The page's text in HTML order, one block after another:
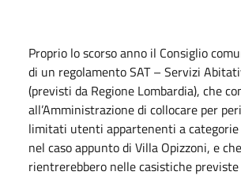
Proprio lo scorso anno il Consiglio
di un regolamento SAT – Servizi
(previsti da Regione Lombardia), che
all’Amministrazione di collocare per
limitati utenti appartenenti a
nel caso appunto di Villa Opizzoni, e
rientrerebbero nelle casistiche previste